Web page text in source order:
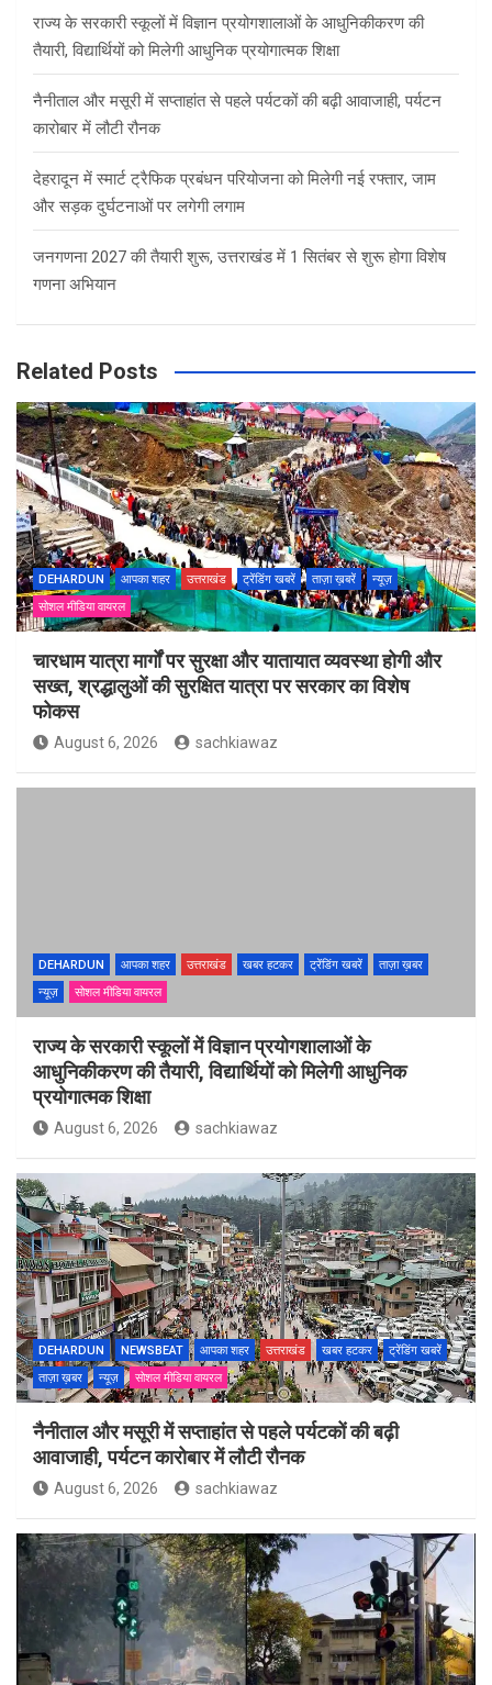
राज्य के सरकारी स्कूलों में विज्ञान प्रयोगशालाओं के आधुनिकीकरण की
तैयारी, विद्यार्थियों को मिलेगी आधुनिक प्रयोगात्मक शिक्षा
नैनीताल और मसूरी में सप्ताहांत से पहले पर्यटकों की बढ़ी आवाजाही, पर्यटन
कारोबार में लौटी रौनक
देहरादून में स्मार्ट ट्रैफिक प्रबंधन परियोजना को मिलेगी नई रफ्तार, जाम
और सड़क दुर्घटनाओं पर लगेगी लगाम
जनगणना 2027 की तैयारी शुरू, उत्तराखंड में 1 सितंबर से शुरू होगा विशेष
गणना अभियान
Related Posts
DEHARDUN आपका शहर उत्तराखंड ट्रेंडिंग खबरें ताज़ा ख़बरें
न्यूज़
सोशल मीडिया वायरल
चारधाम यात्रा मार्गों पर सुरक्षा और यातायात व्यवस्था होगी और
सख्त, श्रद्धालुओं की सुरक्षित यात्रा पर सरकार का विशेष
फोकस
August 6, 2026 sachkiawaz
DEHARDUN आपका शहर उत्तराखंड खबर हटकर ट्रेंडिंग खबरें
ताज़ा ख़बर
न्यूज़
सोशल मीडिया वायरल
राज्य के सरकारी स्कूलों में विज्ञान प्रयोगशालाओं के
आधुनिकीकरण की तैयारी, विद्यार्थियों को मिलेगी आधुनिक
प्रयोगात्मक शिक्षा
August 6, 2026 sachkiawaz
DEHARDUN NEWSBEAT आपका शहर उत्तराखंड खबर हटकर
ट्रेंडिंग खबरें
ताज़ा ख़बर
न्यूज़ सोशल मीडिया वायरल
नैनीताल और मसूरी में सप्ताहांत से पहले पर्यटकों की बढ़ी
आवाजाही, पर्यटन कारोबार में लौटी रौनक
August 6, 2026 sachkiawaz